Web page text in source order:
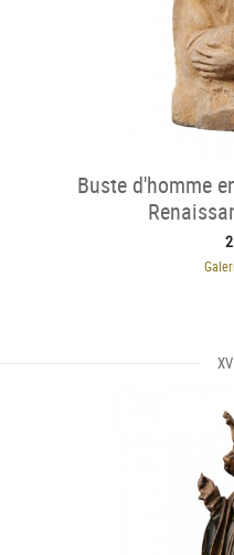
Buste d'homme